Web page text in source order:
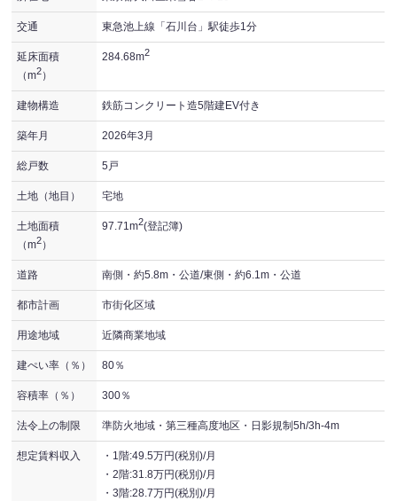
交通 東急池上線「石川台」駅徒歩1分
延床面積
（m2）
284.68m2
建物構造 鉄筋コンクリート造5階建EV付き
築年月 2026年3月
総戸数 5戸
土地（地目） 宅地
土地面積
（m2）
97.71m2(登記簿)
道路 南側・約5.8m・公道/東側・約6.1m・公道
都市計画 市街化区域
用途地域 近隣商業地域
建ぺい率（％） 80％
容積率（％） 300％
法令上の制限 準防火地域・第三種高度地区・日影規制5h/3h-4m
想定賃料収入
・1階:49.5万円(税別)/月
・2階:31.8万円(税別)/月
・3階:28.7万円(税別)/月